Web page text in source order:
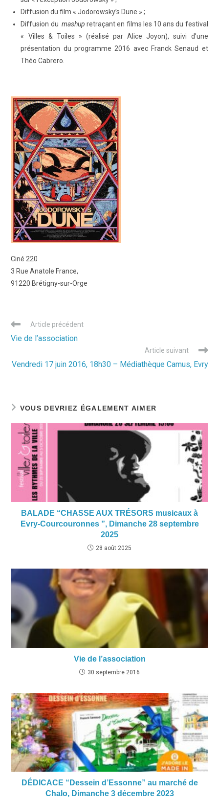
Diffusion du film « Jodorowsky’s Dune » ;
Diffusion dumashup retraçant en films les 10 ans du festival
« Villes & Toiles » (réalisé par Alice Joyon), suivi d’une
présentation du programme 2016 avec Franck Senaud et
Théo Cabrero.
Ciné 220
3 Rue Anatole France,
91220 Brétigny-sur-Orge
Read
articles
Article précédent
Vie de l’association
Article suivant
Vendredi 17 juin 2016, 18h30 – Médiathèque Camus, Evry
VOUS DEVRIEZ ÉGALEMENT AIMER
BALADE “CHASSE AUX TRÉSORS musicaux à
Evry-Courcouronnes ”, Dimanche 28 septembre
2025
28 août 2025
Vie de l’association
30 septembre 2016
DÉDICACE “Dessein d’Essonne” au marché de
Chalo, Dimanche 3 décembre 2023